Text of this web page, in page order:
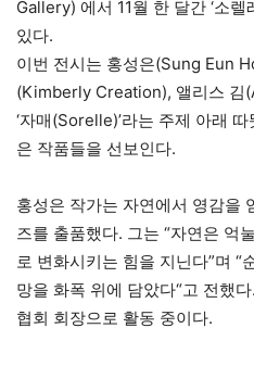
Gallery) 에서 11월 한 달간 ‘소
있다.
이번 전시는 홍성은(Sung Eun
(Kimberly Creation), 앨리스 김
‘자매(Sorelle)’라는 주제 아래
은 작품들을 선보인다.
홍성은 작가는 자연에서 영감을
즈를 출품했다. 그는 “자연은 억
로 변화시키는 힘을 지닌다”며 “
망을 화폭 위에 담았다“고 전했
협회 회장으로 활동 중이다.